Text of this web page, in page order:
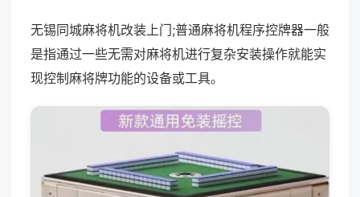
无锡同城麻将机改装上门;普通麻将机程序控牌器一般
是指通过一些无需对麻将机进行复杂安装操作就能实
现控制麻将牌功能的设备或工具。